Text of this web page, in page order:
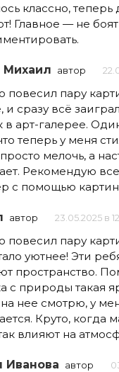
классно, теперь
Главное — не
Михаил автор
повесил пару
и сразу всё
в арт-галерее.
теперь у меня
мелочь, а
Рекомендую
с помощью
автор 23.05.2025 в
повесил пару
уютнее! Эти
пространство.
с природы такая
на нее смотрю, у
Круто, когда
влияют на
Иванова автор